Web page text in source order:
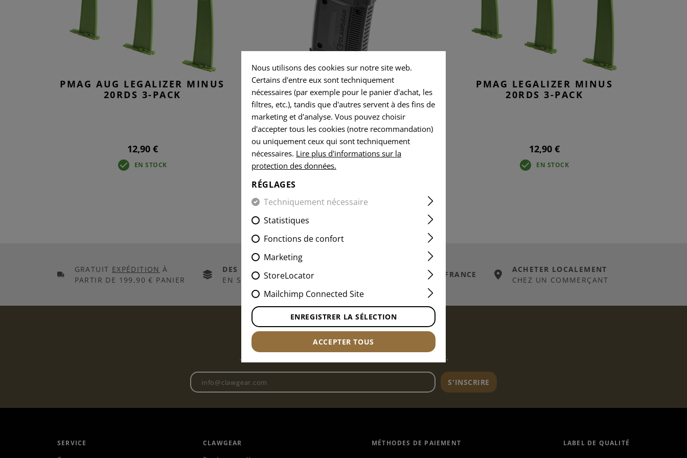
BASELAYER SHIRTS
JEANS TACTIQUES
OVERWHITE
DÉCHARGE
RADIO
IFAK
OUTILS
COUTEAUX
ANNEAUX ÉLASTIQUES
BOUCLE UNIVERSELLE
PLUS LÉGER
SERVIETTE EN MICROFIBRE
MICROBAG
FLAG
PATCHES
VITALITY
PATCHES
SERVICE
PATCHES
MORALE
PATCHES
CLASSIQUES
FLAG
PATCHES
VITALITY
PATCHES
SERVICE
PATCHES
MORALE
PATCHES
POIGNÉE DE PISTOLET
FORMATION
CARTOUCHES DE
MANIPULATION
PIÈCES DE RECHANGE
COMPOSANTS POUR AR15
NETTOYAGE ET ENTRETIEN
PMAG AUG LEGALIZER MINUS
20RDS 3-PACK
12,90 €
EN STOCK
5.56 EXTENDED MAGAZINE
BASE
24,90 €
PMAG LEGALIZER MINUS
20RDS 3-PACK
12,90 €
EN STOCK
GRATUIT EXPÉDITION À
PARTIR DE 199,90 € PANIER
DES MILLIERS D
EN STOCK
EXPÉDITION VERS FRANCE
ACHETER LOCALEMENT
CHEZ UN COMMERÇANT
S'INSCRIRE À LA NEWSLETTER...
... et rester informé des dernières mises à jour de Clawgear.
Adresse e-mail de la newsletterS'INSCRIRE
SERVICE
CLAWGEAR
MÉTHODES DE PAIEMENT LABEL DE QUALITÉ
Nous utilisons des cookies sur notre site web.
Certains d'entre eux sont techniquement
nécessaires (par exemple pour le panier d'achat, les
filtres, etc.), tandis que d'autres servent à des fins de
marketing et d'analyse. Vous pouvez choisir
d'accepter tous les cookies (notre recommandation)
ou uniquement ceux qui sont techniquement
nécessaires. Lire plus d'informations sur la
protection des données.
RÉGLAGES
Techniquement nécessaire
Statistiques
Fonctions de confort
Marketing
StoreLocator
Mailchimp Connected Site
ENREGISTRER LA SÉLECTION
ACCEPTER TOUS